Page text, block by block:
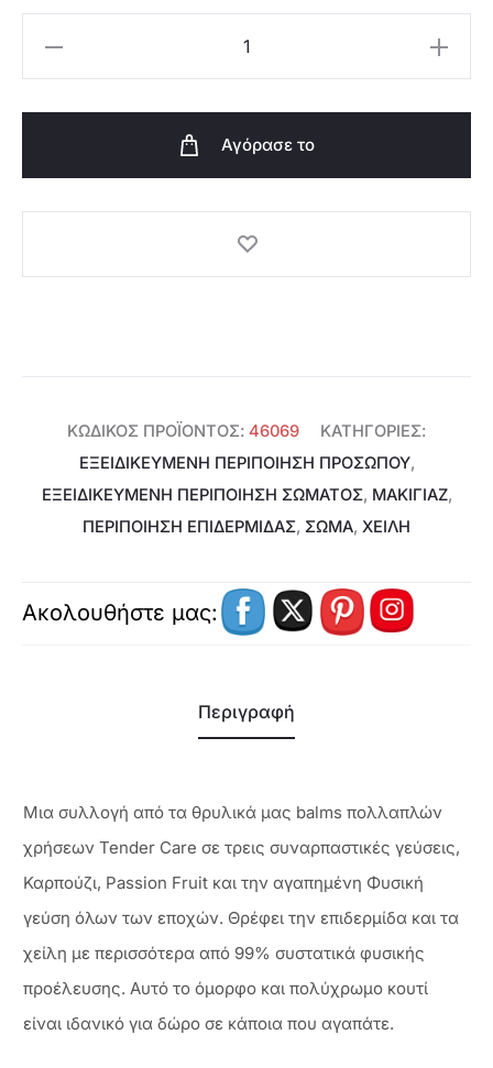
και
Αγόρασε το
ΚΩΔΙΚΌΣ ΠΡΟΪΌΝΤΟΣ: 46069
ΚΑΤΗΓΟΡΊΕΣ:
ΕΞΕΙΔΙΚΕΥΜΈΝΗ ΠΕΡΙΠΟΊΗΣΗ ΠΡΟΣΏΠΟΥ,
ΕΞΕΙΔΙΚΕΥΜΈΝΗ ΠΕΡΙΠΟΊΗΣΗ ΣΏΜΑΤΟΣ, ΜΑΚΙΓΙΑΖ,
ΠΕΡΙΠΟΙΗΣΗ ΕΠΙΔΕΡΜΙΔΑΣ, ΣΩΜΑ, ΧΕΊΛΗ
Ακολουθήστε μας:
Περιγραφή
Μια συλλογή από τα θρυλικά μας balms πολλαπλών
χρήσεων Tender Care σε τρεις συναρπαστικές γεύσεις,
Καρπούζι, Passion Fruit και την αγαπημένη Φυσική
γεύση όλων των εποχών. Θρέφει την επιδερμίδα και τα
χείλη με περισσότερα από 99% συστατικά φυσικής
προέλευσης. Αυτό το όμορφο και πολύχρωμο κουτί
είναι ιδανικό για δώρο σε κάποια που αγαπάτε.